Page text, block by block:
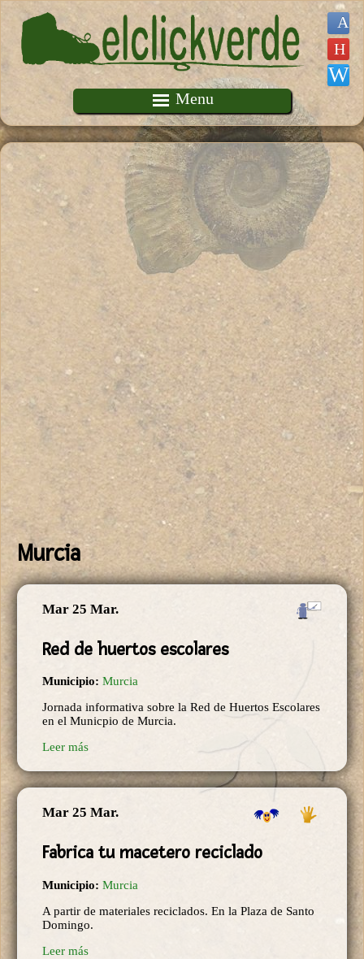
Pasar al contenido principal
Menu
Murcia
Mar 25 Mar.
Red de huertos escolares
Municipio: Murcia
Jornada informativa sobre la Red de Huertos Escolares
en el Municpio de Murcia.
Leer más
Mar 25 Mar.
Fabrica tu macetero reciclado
Municipio: Murcia
A partir de materiales reciclados. En la Plaza de Santo
Domingo.
Leer más